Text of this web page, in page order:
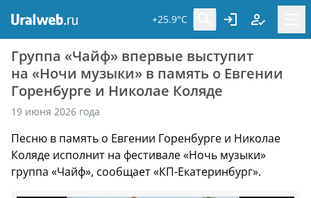
+25.9°C
Группа «Чайф» впервые выступит
на «Ночи музыки» в память о Евгении
Горенбурге и Николае Коляде
19 июня 2026 года
Песню в память о Евгении Горенбурге и Николае
Коляде исполнит на фестивале «Ночь музыки»
группа «Чайф», сообщает «КП-Екатеринбург».